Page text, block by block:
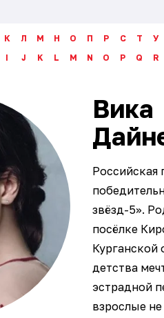
К Л М Н О П Р С Т У
I J K L M N O P Q R
Вика
Российская
звёзд-5».
посёлке
Курганской
детства
эстрадной
взрослые